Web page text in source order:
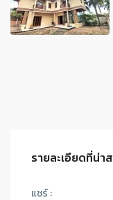
รายละเอียดที่น่า